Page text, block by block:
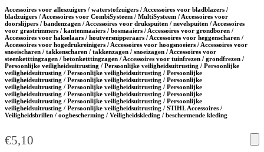
Accessoires voor alleszuigers / waterstofzuigers / Accessoires voor bladblazers /
bladzuigers / Accessoires voor CombiSysteem / MultiSysteem / Accessoires voor
doorslijpers / bandenzagen / Accessoires voor drukspuiten / nevelspuiten / Accessoires
voor grastrimmers / kantenmaaiers / bosmaaiers / Accessoires voor grondboren /
Accessoires voor hakselaars / houtversnipperaars / Accessoires voor heggenscharen /
Accessoires voor hogedrukreinigers / Accessoires voor hoogsnoeiers / Accessoires voor
snoeischaren / takkenscharen / takkenzagen / snoeizagen / Accessoires voor
steenketttingzagen / betonketttingzagen / Accessoires voor tuinfrezen / grondfrezen /
Persoonlijke veiligheidsuitrusting / Persoonlijke veiligheidsuitrusting / Persoonlijke
veiligheidsuitrusting / Persoonlijke veiligheidsuitrusting / Persoonlijke
veiligheidsuitrusting / Persoonlijke veiligheidsuitrusting / Persoonlijke
veiligheidsuitrusting / Persoonlijke veiligheidsuitrusting / Persoonlijke
veiligheidsuitrusting / Persoonlijke veiligheidsuitrusting / Persoonlijke
veiligheidsuitrusting / Persoonlijke veiligheidsuitrusting / Persoonlijke
veiligheidsuitrusting / Persoonlijke veiligheidsuitrusting / STIHL Accessoires /
Veiligheidsbrillen / oogbescherming / Veiligheidskleding / beschermende kleding
€5,10